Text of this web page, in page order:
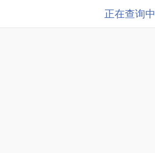
正在查询中